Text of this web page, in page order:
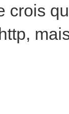
crois